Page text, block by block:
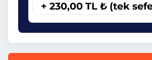
+ 230,00 TL ₺ (tek